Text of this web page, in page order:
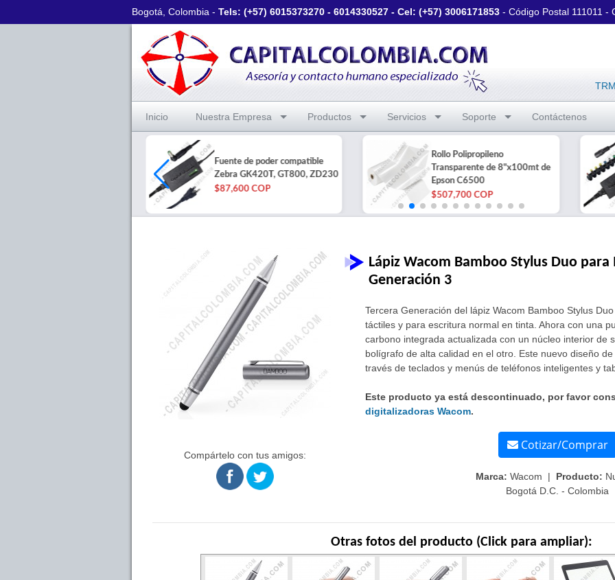
Bogotá, Colombia - Tels: (+57) 6015373270 - 6014330527 - Cel: (+57) 3006171853 - Código Postal 111011 -
Inicio Nuestra Empresa Productos Servicios Soporte Contáctenos
Fuente de poder compatible
Zebra GK420T, GT800, ZD230
$87,600 COP
Rollo Polipropileno
Transparente de 8"x100mt de
Epson C6500
$507,700 COP
Compártelo con tus amigos:
Lápiz Wacom Bamboo Stylus Duo para
Generación 3
Tercera Generación del lápiz Wacom Bamboo Stylus
táctiles y para escritura normal en tinta. Ahora con una
carbono integrada actualizada con un núcleo interior de
bolígrafo de alta calidad en el otro. Este nuevo diseño
través de teclados y menús de teléfonos inteligentes y
Este producto ya está descontinuado, por favor
digitalizadoras Wacom.
Cotizar/Comprar
Marca: Wacom | Producto:
Bogotá D.C. - Colombia
Otras fotos del producto (Click para ampliar):